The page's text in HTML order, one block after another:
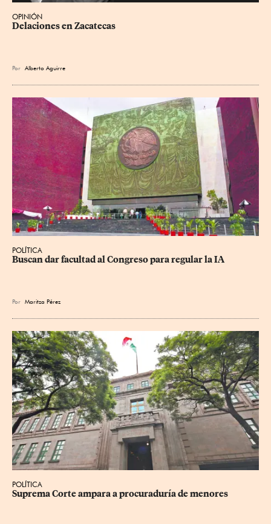
OPINIÓN
Delaciones en Zacatecas
Por Alberto Aguirre
POLÍTICA
Buscan dar facultad al Congreso para regular la IA
Por Maritza Pérez
POLÍTICA
Suprema Corte ampara a procuraduría de menores